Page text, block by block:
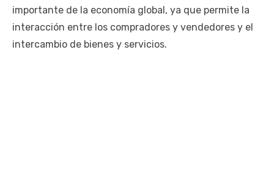
importante de la economía global, ya que permite la
interacción entre los compradores y vendedores y el
intercambio de bienes y servicios.